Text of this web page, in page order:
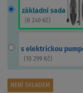
základní sada
(8 249 Kč)
s elektrickou
( 10 299 Kč)
NENÍ SKLADEM